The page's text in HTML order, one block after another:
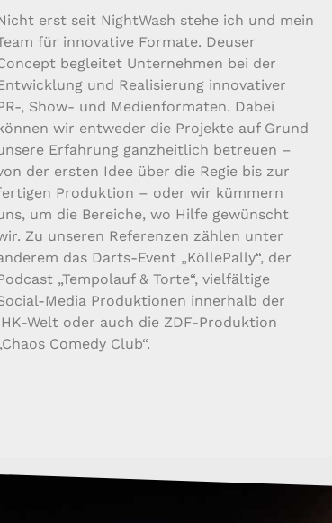
erst seit NightWash stehe ich und mein
für innovative Formate. Deuser
begleitet Unternehmen bei der
und Realisierung innovativer
, Show- und Medienformaten. Dabei
wir entweder die Projekte auf Grund
Erfahrung ganzheitlich betreuen –
der ersten Idee über die Regie bis zur
Produktion – oder wir kümmern
um die Bereiche, wo Hilfe gewünscht
Zu unseren Referenzen zählen unter
das Darts-Event „KöllePally“, der
„Tempolauf & Torte“, vielfältige
Media Produktionen innerhalb der
Welt oder auch die ZDF-Produktion
Comedy Club“.